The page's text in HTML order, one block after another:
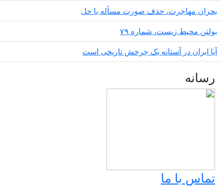
مهاجرت‌، حذف صورت مسأله یا حل
محیط زیست، شماره ۷۹
ایران در آستانه یک چرخش تاریخی است
با ما